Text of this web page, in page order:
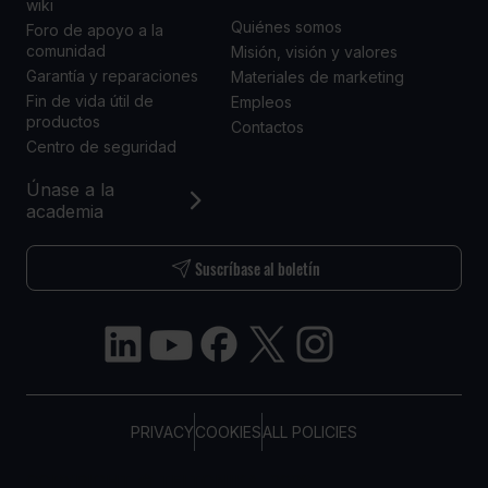
PRIVACYCOOKIESALL POLICIES
Únase a la
academia
Suscríbase al boletín
wiki
Foro de apoyo a la
comunidad
Garantía y reparaciones
Fin de vida útil de
productos
Centro de seguridad
Quiénes somos
Misión, visión y valores
Materiales de marketing
Empleos
Contactos